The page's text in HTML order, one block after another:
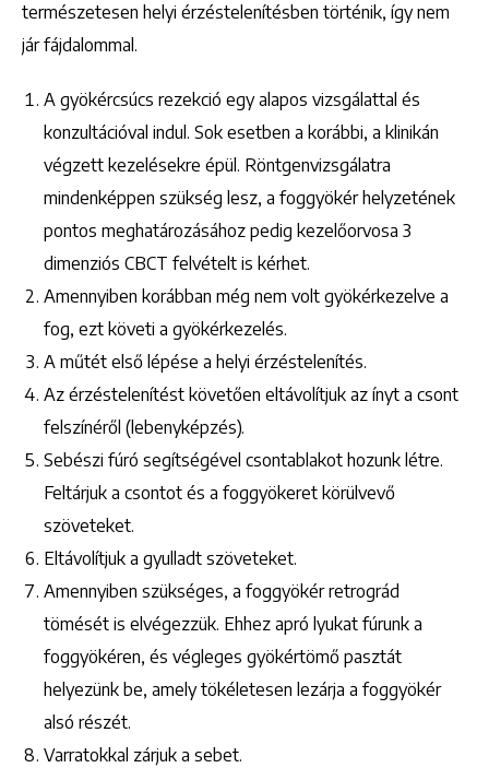
+36 1 222 7250
+36 1 222 9150
1148 Budapest, Örs vezér tere 2.
Keresés
természetesen helyi érzéstelenítésben történik, így nem
jár fájdalommal.
A gyökércsúcs rezekció egy alapos vizsgálattal és
konzultációval indul. Sok esetben a korábbi, a klinikán
végzett kezelésekre épül. Röntgenvizsgálatra
mindenképpen szükség lesz, a foggyökér helyzetének
pontos meghatározásához pedig kezelőorvosa 3
dimenziós CBCT felvételt is kérhet.
Amennyiben korábban még nem volt gyökérkezelve a
fog, ezt követi a gyökérkezelés.
A műtét első lépése a helyi érzéstelenítés.
Az érzéstelenítést követően eltávolítjuk az ínyt a csont
felszínéről (lebenyképzés).
Sebészi fúró segítségével csontablakot hozunk létre.
Feltárjuk a csontot és a foggyökeret körülvevő
szöveteket.
Eltávolítjuk a gyulladt szöveteket.
Amennyiben szükséges, a foggyökér retrográd
tömését is elvégezzük. Ehhez apró lyukat fúrunk a
foggyökéren, és végleges gyökértömő pasztát
helyezünk be, amely tökéletesen lezárja a foggyökér
alsó részét.
Varratokkal zárjuk a sebet.